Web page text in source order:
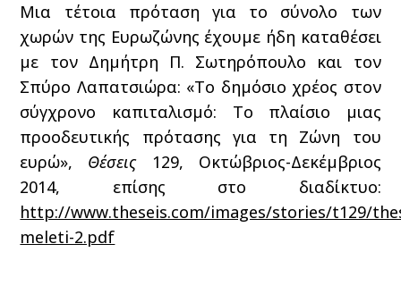
Μια τέτοια πρόταση για το σύνολο των
χωρών της Ευρωζώνης έχουμε ήδη καταθέσει
με τον Δημήτρη Π. Σωτηρόπουλο και τον
Σπύρο Λαπατσιώρα: «To δημόσιο χρέος στον
σύγχρονο καπιταλισμό: Το πλαίσιο μιας
προοδευτικής πρότασης για τη Ζώνη του
ευρώ», Θέσεις129, Οκτώβριος-Δεκέμβριος
2014, επίσης στο διαδίκτυο:
http://www.theseis.com/images/stories/t129/
meleti-2.pdf